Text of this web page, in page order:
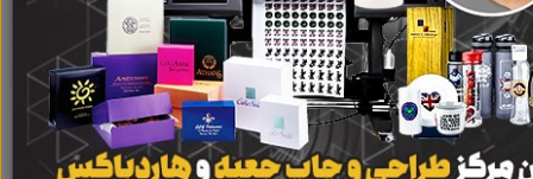
summersungroupco@gmail.com
آدرس ایمیل :